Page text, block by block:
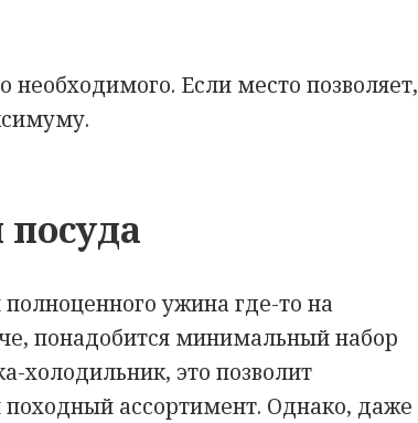
необходимого. Если место позволяет,
ужина где-то на
понадобится минимальный набор
холодильник, это позволит
ассортимент. Однако, даже